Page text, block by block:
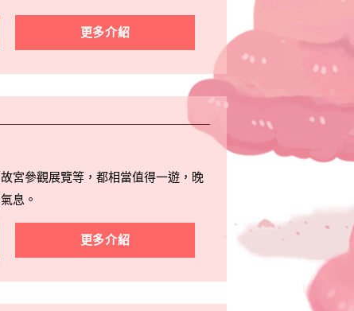
更多介紹
宮參觀展覽等，都相當值得一遊，晚
息。
更多介紹